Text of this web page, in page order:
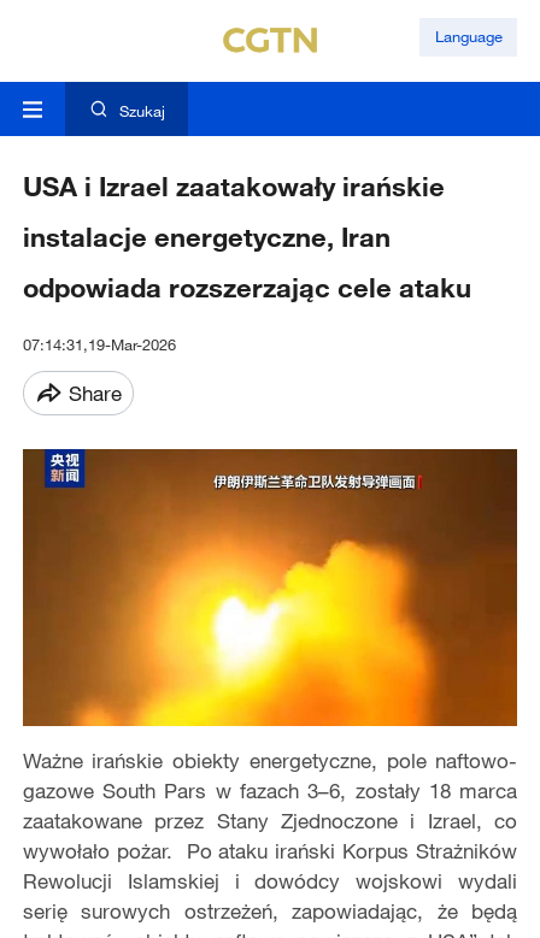
Language
Szukaj
USA i Izrael zaatakowały irańskie
instalacje energetyczne, Iran
odpowiada rozszerzając cele ataku
07:14:31,19-Mar-2026
Share
Ważne irańskie obiekty energetyczne, pole naftowo-
gazowe South Pars w fazach 3–6, zostały 18 marca
zaatakowane przez Stany Zjednoczone i Izrael, co
wywołało pożar. Po ataku irański Korpus Strażników
Rewolucji Islamskiej i dowódcy wojskowi wydali
serię surowych ostrzeżeń, zapowiadając, że będą